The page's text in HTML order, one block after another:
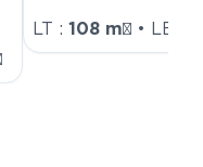
LT : 108 m² • LB :